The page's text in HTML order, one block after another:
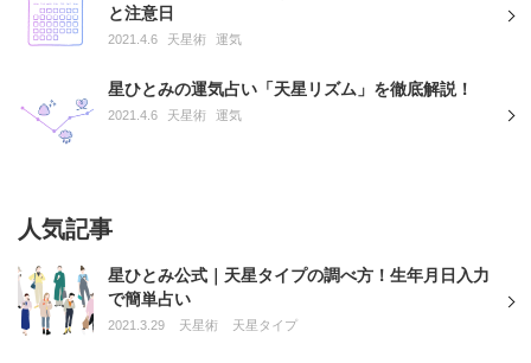
と注意日
2021.4.6 天星術 運気
星ひとみの運気占い「天星リズム」を徹底解説！
2021.4.6 天星術 運気
人気記事
星ひとみ公式｜天星タイプの調べ方！生年月日入力
で簡単占い
2021.3.29 天星術 天星タイプ